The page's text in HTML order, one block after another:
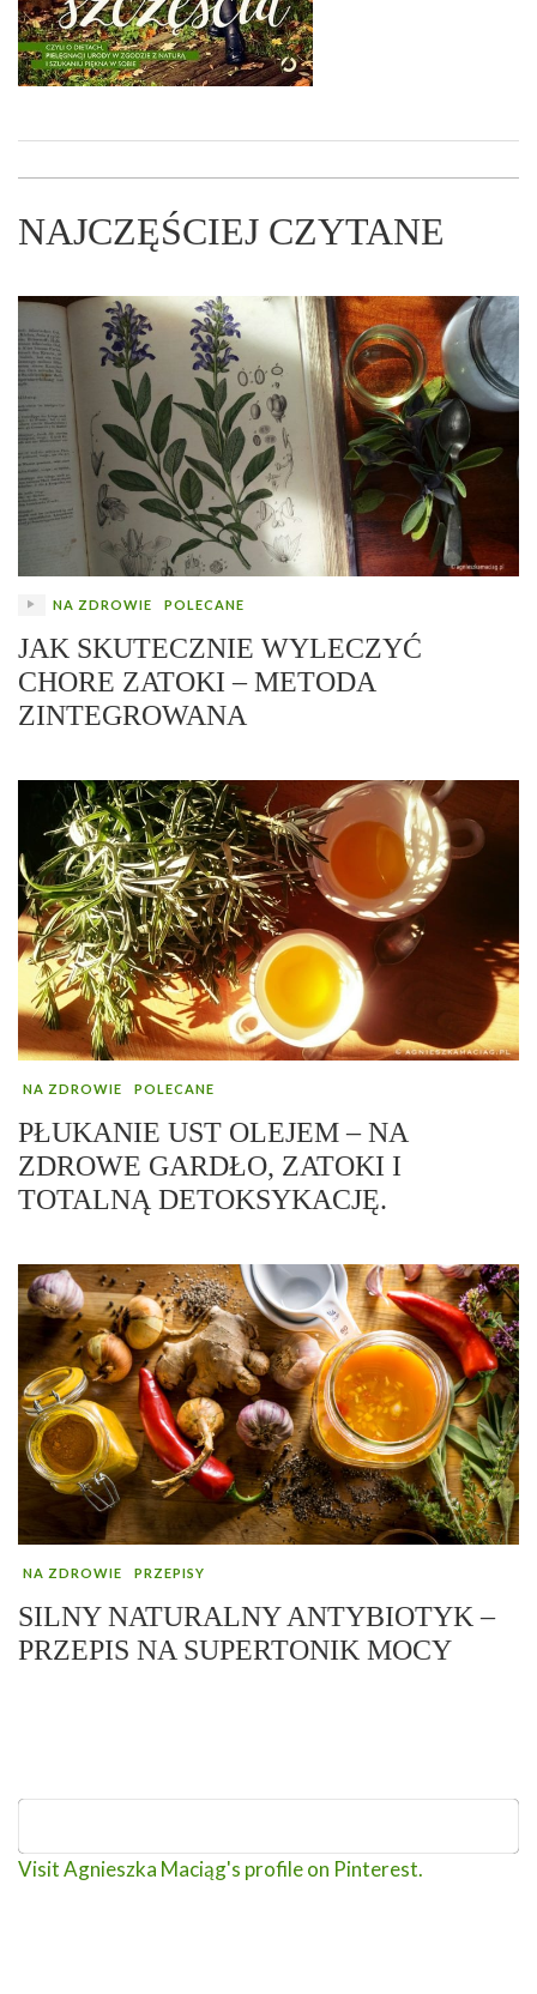
NAJCZĘŚCIEJ CZYTANE
NA ZDROWIE POLECANE
JAK SKUTECZNIE WYLECZYĆ
CHORE ZATOKI – METODA
ZINTEGROWANA
NA ZDROWIE POLECANE
PŁUKANIE UST OLEJEM – NA
ZDROWE GARDŁO, ZATOKI I
TOTALNĄ DETOKSYKACJĘ.
NA ZDROWIE PRZEPISY
SILNY NATURALNY ANTYBIOTYK –
PRZEPIS NA SUPERTONIK MOCY
Visit Agnieszka Maciąg's profile on Pinterest.